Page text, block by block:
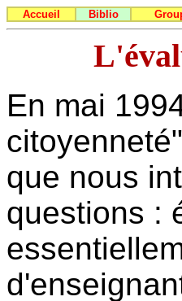
Accueil Biblio
En mai
que nous
questions :